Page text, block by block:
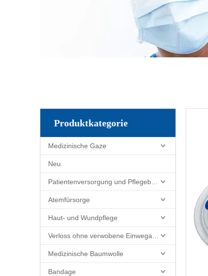
Produktkategorie
Medizinische Gaze
Neu
Atemfürsorge
Haut- und Wundpflege
Medizinische Baumwolle
Bandage